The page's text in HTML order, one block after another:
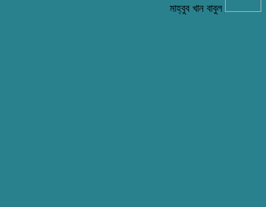
মাহ্বুব খান বাবুল